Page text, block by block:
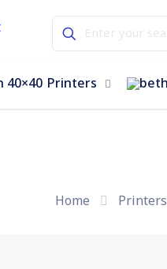
Printers
Home Printers